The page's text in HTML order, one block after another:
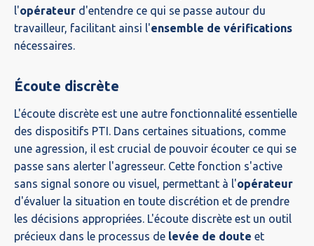
l'opérateur d'entendre ce qui se passe autour du
travailleur, facilitant ainsi l'ensemble de vérifications
nécessaires.
Écoute discrète
L'écoute discrète est une autre fonctionnalité essentielle
des dispositifs PTI. Dans certaines situations, comme
une agression, il est crucial de pouvoir écouter ce qui se
passe sans alerter l'agresseur. Cette fonction s'active
sans signal sonore ou visuel, permettant à l'opérateur
d'évaluer la situation en toute discrétion et de prendre
les décisions appropriées. L'écoute discrète est un outil
précieux dans le processus de levée de doute et